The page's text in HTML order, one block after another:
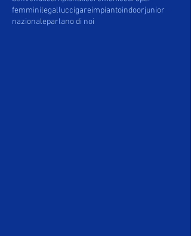
femminilegalluccigareimpiantoindoorjunior
nazionaleparlano di noi